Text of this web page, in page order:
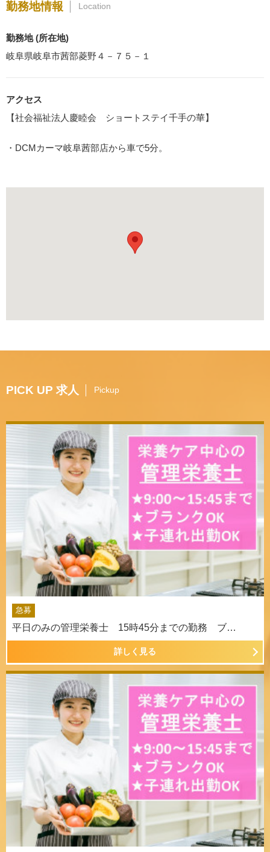
勤務地情報 Location
勤務地 (所在地)
岐阜県岐阜市茜部菱野４－７５－１
アクセス
【社会福祉法人慶睦会 ショートステイ千手の華】
・DCMカーマ岐阜茜部店から車で5分。
PICK UP 求人 Pickup
急募
平日のみの管理栄養士 15時45分までの勤務 ブ…
詳しく見る